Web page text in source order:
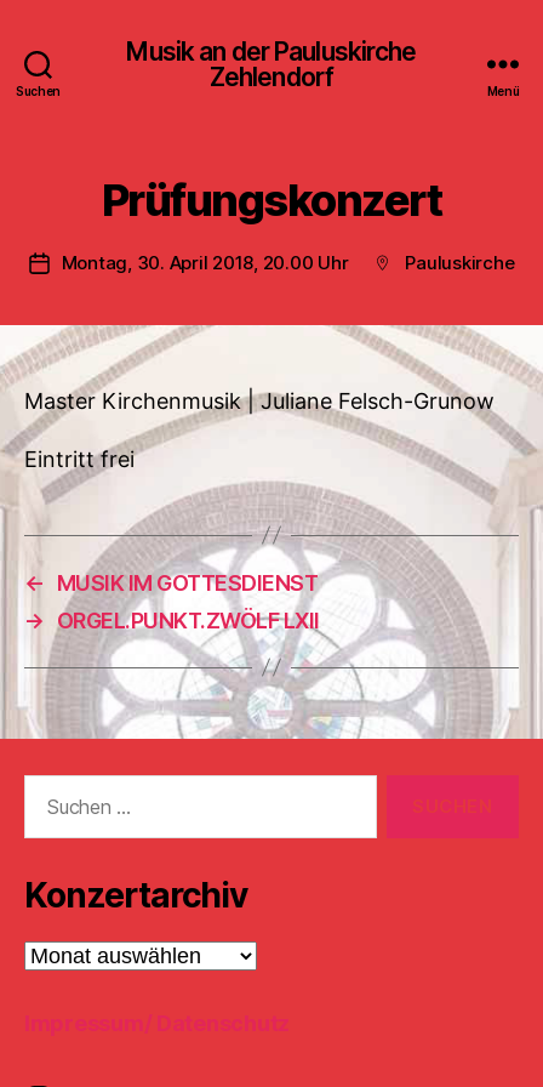
Suchen
Musik an der Pauluskirche
Zehlendorf
Menü
Prüfungskonzert
Veröffentlichungsdatum
Montag, 30. April 2018, 20.00 Uhr Beitragsort
Pauluskirche
Master Kirchenmusik | Juliane Felsch-Grunow
Eintritt frei
←
MUSIK IM GOTTESDIENST
→ ORGEL.PUNKT.ZWÖLF LXII
nach:
Konzertarchiv
Konzertarchiv
Impressum/ Datenschutz